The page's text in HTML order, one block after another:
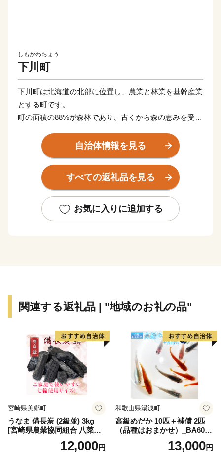
しもかわちょう
下川町
下川町は北海道の北部に位置し、農業と林業を基幹産業
とする町です。
町の面積の88%が森林であり、古くから森の恵みを受け
気候は、夏は30℃、冬は－30℃と年間60℃以上の寒暖差
があります。
この寒暖差を活かした糖度の高いトマトを使ったトマト
だいております。
ます。
ぜひ一度、下川町へお越しください。
【下川町のふるさと納税は、返礼品の配送などで生じる
CO₂をオフセット（埋め合わせ）することで環境に配慮
下川町では、豊かな森林資源を活かしたまちづくりの
くりを進める足寄町、滝上町、美幌町と下川町の4町で
自治体情報を見る
すべての返礼品を見る
お気に入りに追加する
関連する返礼品 | "地域のお礼の品"
宮崎県美郷町
うなま 備長炭 (2級並) 3kg
[宮崎県農業協同組合 八菜館
ひゅうが店 宮崎県 美郷町 31
ap0012] BBQ 七輪 焼肉 高火
12,000円
和歌山県湯浅町
高級めだか 10匹＋補償 2匹
（品種はおまかせ）_BA6001
13,000円